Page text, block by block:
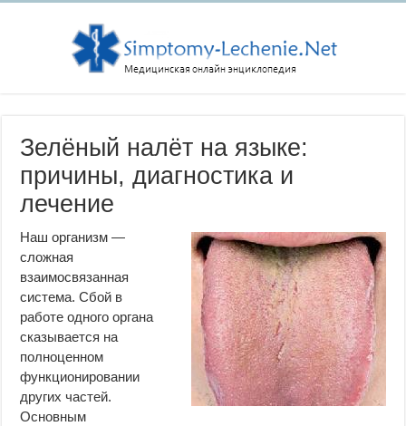
Зелёный налёт на языке:
причины, диагностика и
лечение
Наш организм —
сложная
взаимосвязанная
система. Сбой в
работе одного органа
сказывается на
полноценном
функционировании
других частей.
Основным